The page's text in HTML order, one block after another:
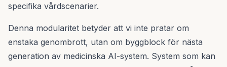
specifika vårdscenarier.
Denna modularitet betyder att vi inte pratar om
enstaka genombrott, utan om byggblock för nästa
generation av medicinska AI-system. System som kan